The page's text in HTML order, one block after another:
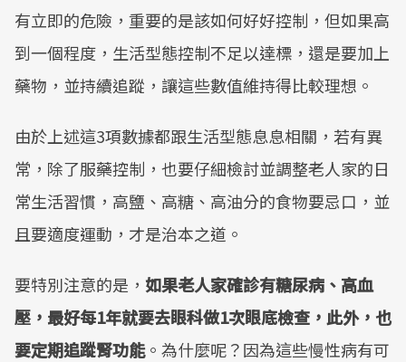
有立即的危險，重要的是該如何好好控制，但如果高
到一個程度，生活型態控制不足以達標，還是要加上
藥物，並持續追蹤，讓這些數值維持得比較理想。
由於上述這3項數據都跟生活型態息息相關，若有異
常，除了服藥控制，也要仔細檢討並調整老人家的日
常生活習慣，高鹽、高糖、高油分的食物要忌口，並
且要適度運動，才是治本之道。
要特別注意的是， 如果老人家確診有糖尿病、高血
壓，最好每1年就要去眼科做1次眼底檢查，此外，也
要定期追蹤腎功能。為什麼呢？因為這些慢性病有可